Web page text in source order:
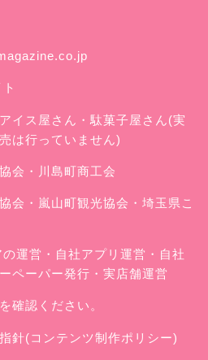
イス屋さん ・駄菓子屋さん(実
は行っていません)
会・川島町商工会
会・嵐山町観光協会・埼玉県こ
運営・自社アプリ運営・自社
ペーパー発行・実店舗運営
確認ください。
針(コンテンツ制作ポリシー)